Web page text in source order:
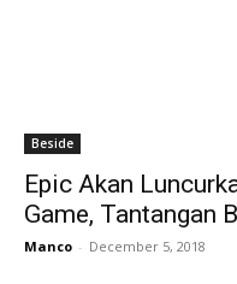
Beside
Epic Akan
Game, Tantangan
Manco - December 5, 2018